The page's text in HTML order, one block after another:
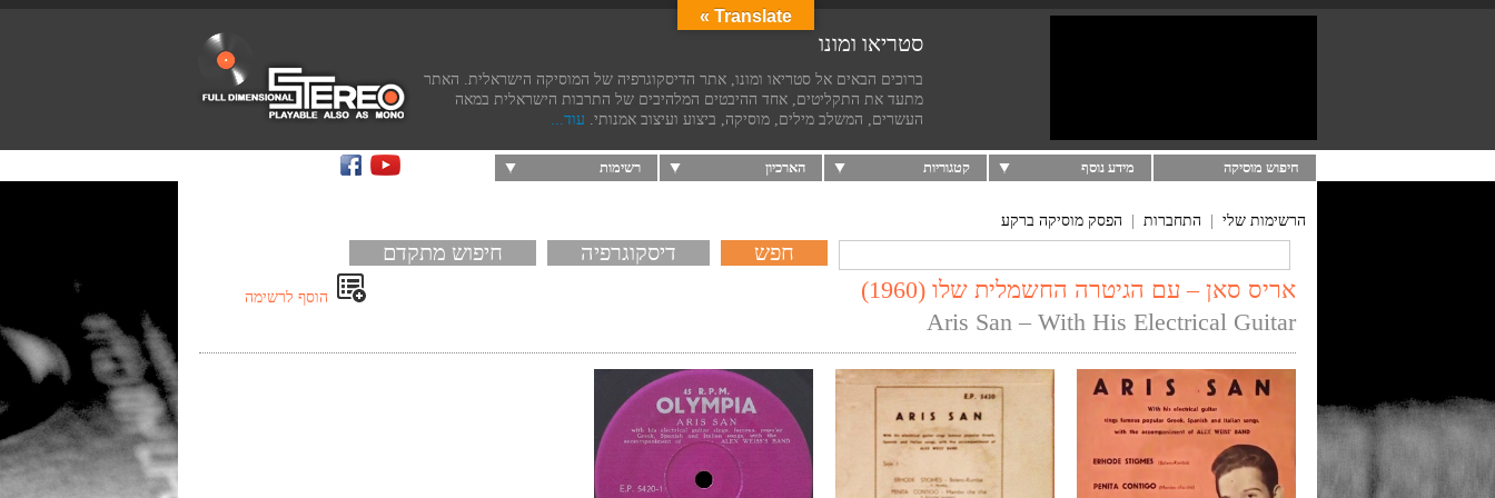
סטריאו ומונו
ברוכים הבאים אל סטריאו ומונו, אתר הדיסקוגרפיה של המוסיקה הישראלית. האתר
מתעד את התקליטים, אחד ההיבטים המלהיבים של התרבות הישראלית במאה
העשרים, המשלב מילים, מוסיקה, ביצוע ועיצוב אמנותי. עוד...
חיפוש מוסיקה מידע נוסף קטגוריות הארכיון רשימות
הרשימות שלי התחברות הפסק מוסיקה ברקע
דיסקוגרפיה חיפוש מתקדם
הוסף לרשימה
אריס סאן – עם הגיטרה החשמלית שלו (1960)
Aris San – With His Electrical Guitar
Translate »